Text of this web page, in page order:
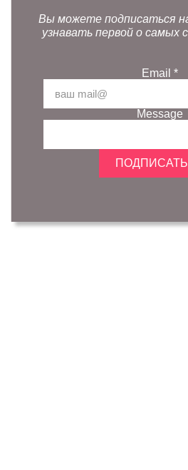
Вы можете подписаться
узнавать первой о самых
Email *
Message